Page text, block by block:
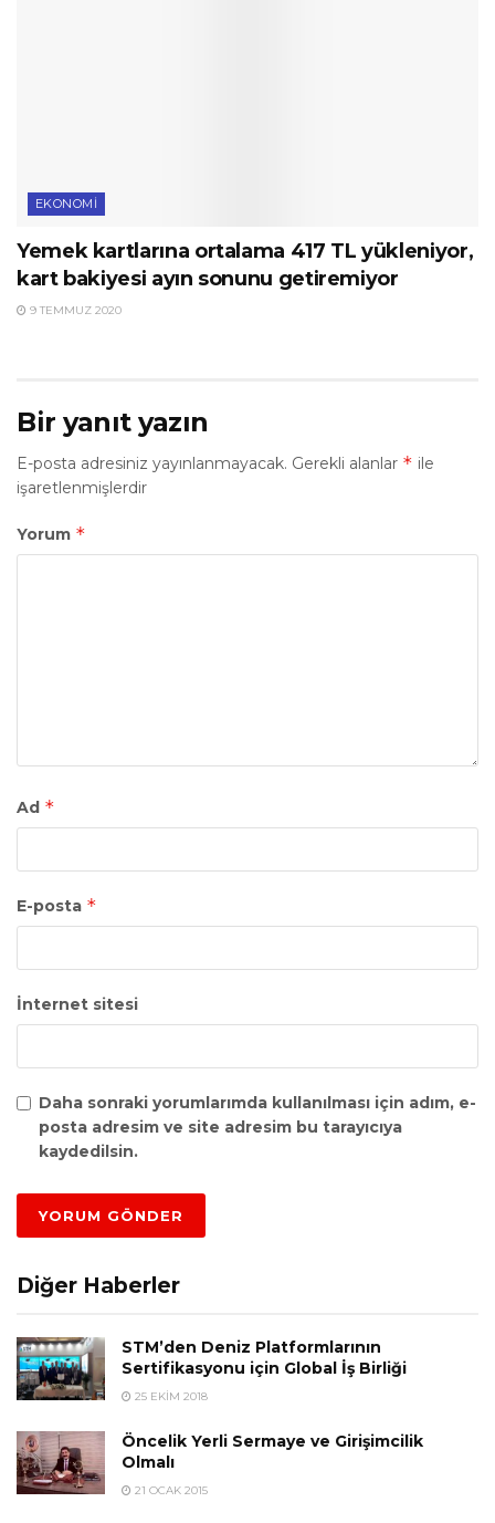
EKONOMI
Yemek kartlarına ortalama 417 TL yükleniyor,
kart bakiyesi ayın sonunu getiremiyor
9 TEMMUZ 2020
Bir yanıt yazın
E-posta adresiniz yayınlanmayacak. Gerekli alanlar * ile
işaretlenmişlerdir
Yorum *
Ad *
E-posta *
İnternet sitesi
Daha sonraki yorumlarımda kullanılması için adım, e-
posta adresim ve site adresim bu tarayıcıya
kaydedilsin.
Diğer Haberler
STM’den Deniz Platformlarının
Sertifikasyonu için Global İş Birliği
25 EKIM 2018
Öncelik Yerli Sermaye ve Girişimcilik
Olmalı
21 OCAK 2015